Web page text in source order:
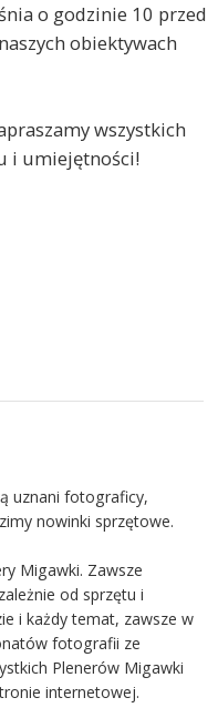
o godzinie 10 przed
obiektywach
wszystkich
i umiejętności!
uznani fotograficy,
nowinki sprzętowe.
Migawki. Zawsze
od sprzętu i
i każdy temat, zawsze w
fotografii ze
Plenerów Migawki
internetowej.